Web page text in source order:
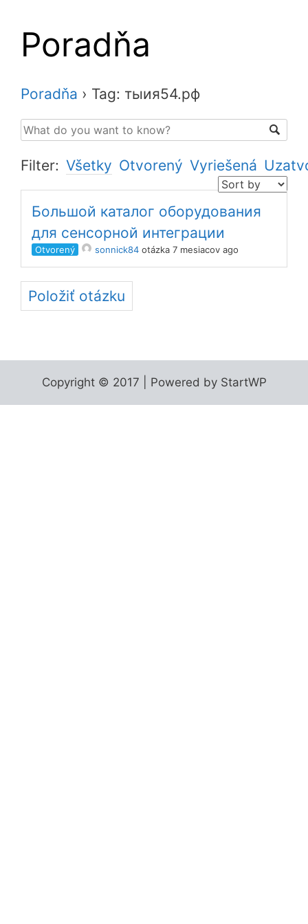
Poradňa
Poradňa › Tag: тыия54.рф
Filter: Všetky Otvorený Vyriešená
Большой каталог оборудования
для сенсорной интеграции
Otvorený sonnick84 otázka 7 mesiacov ago
Položiť otázku
Copyright © 2017 | Powered by StartWP